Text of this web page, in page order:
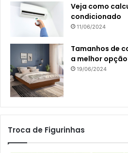
Veja como
condicionado
11/06/2024
Tamanhos de
a melhor
19/06/2024
Troca de Figurinhas